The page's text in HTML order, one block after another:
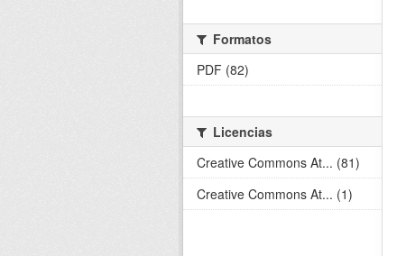
Formatos
PDF (82)
Licencias
Creative Commons At... (81)
Creative Commons At... (1)